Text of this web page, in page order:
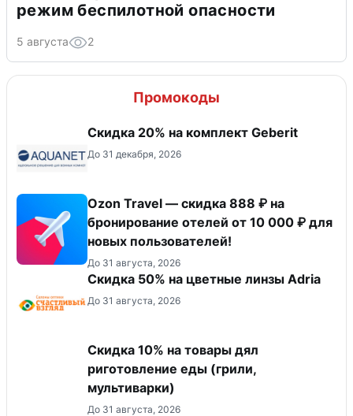
режим беспилотной опасности
5 августа 2
Промокоды
Скидка 20% на комплект Geberit
До 31 декабря, 2026
Ozon Travel — скидка 888 ₽ на
бронирование отелей от 10 000 ₽ для
новых пользователей!
До 31 августа, 2026
Скидка 50% на цветные линзы Adria
До 31 августа, 2026
Скидка 10% на товары дял
риготовление еды (грили,
мультиварки)
До 31 августа, 2026